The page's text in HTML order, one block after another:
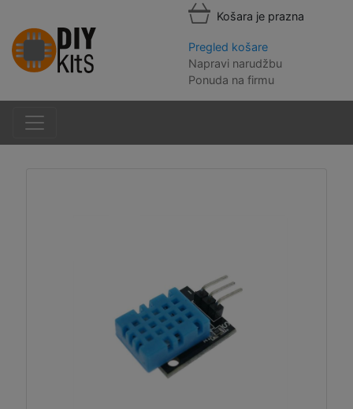
Košara je prazna
Pregled košare
Napravi narudžbu
Ponuda na firmu